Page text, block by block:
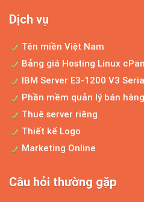
mua ô tô đang...
Dịch vụ thiết kế web chuẩn
Hiện nay, sở
điều hết sức
Bí quyết bán hàng online
Dịch vụ
Tên miền Việt Nam
Bảng giá Hosting Linux
IBM Server E3-1200 V3
Phần mềm quản lý bán hàng
Thuê server riêng
Thiết kế Logo
Marketing Online
Câu hỏi thường gặp